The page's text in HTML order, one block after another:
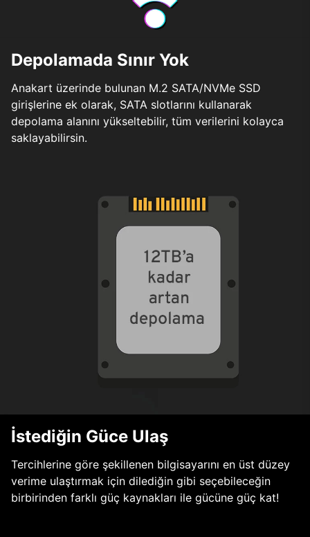
Depolamada Sınır Yok
Anakart üzerinde bulunan M.2 SATA/NVMe SSD
girişlerine ek olarak, SATA slotlarını kullanarak
depolama alanını yükseltebilir, tüm verilerini kolayca
saklayabilirsin.
İstediğin Güce Ulaş
Tercihlerine göre şekillenen bilgisayarını en üst düzey
verime ulaştırmak için dilediğin gibi seçebileceğin
birbirinden farklı güç kaynakları ile gücüne güç kat!